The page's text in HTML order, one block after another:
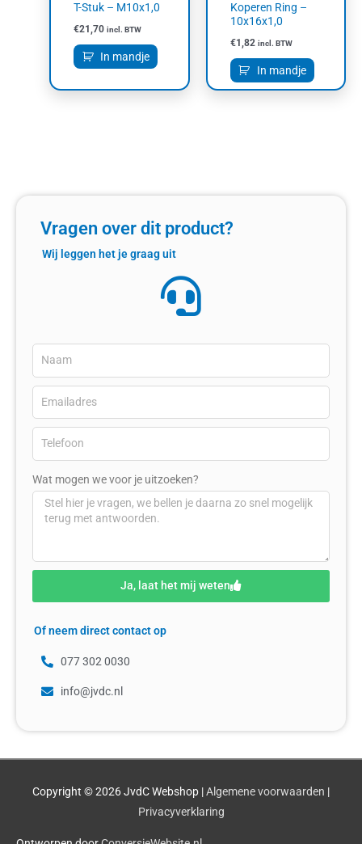
T-Stuk – M10x1,0
€21,70 incl. BTW
In mandje
Koperen Ring –
10x16x1,0
€1,82 incl. BTW
In mandje
Vragen over dit product?
Wij leggen het je graag uit
Wat mogen we voor je uitzoeken?
Ja, laat het mij weten
Of neem direct contact op
077 302 0030
info@jvdc.nl
Copyright © 2026JvdC Webshop |Algemene voorwaarden |
Privacyverklaring